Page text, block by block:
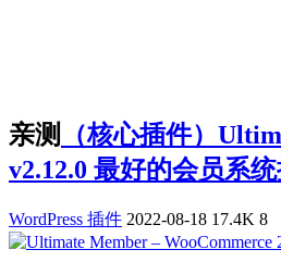
亲测
（核心插件）
v2.12.0 最好的会员系
WordPress 插件 2022-08-18 17.4K 8